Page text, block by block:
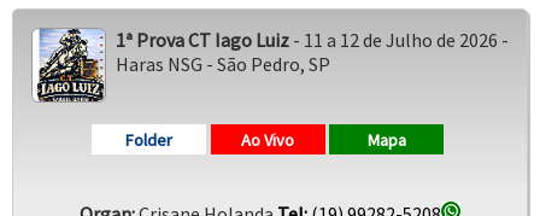
1ª Prova CT Iago Luiz- 11 a 12 de Julho de 2026 -
Haras NSG - São Pedro, SP
Folder Ao Vivo Mapa